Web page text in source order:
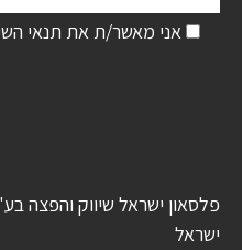
אני מאשר/ת את תנאי
פלסאון ישראל שיווק והפצה
ישראל